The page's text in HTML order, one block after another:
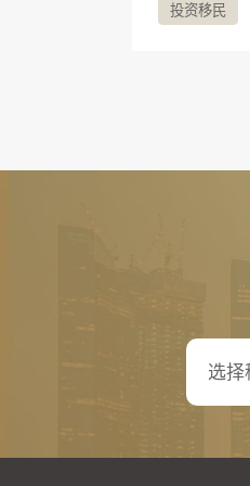
投资移民